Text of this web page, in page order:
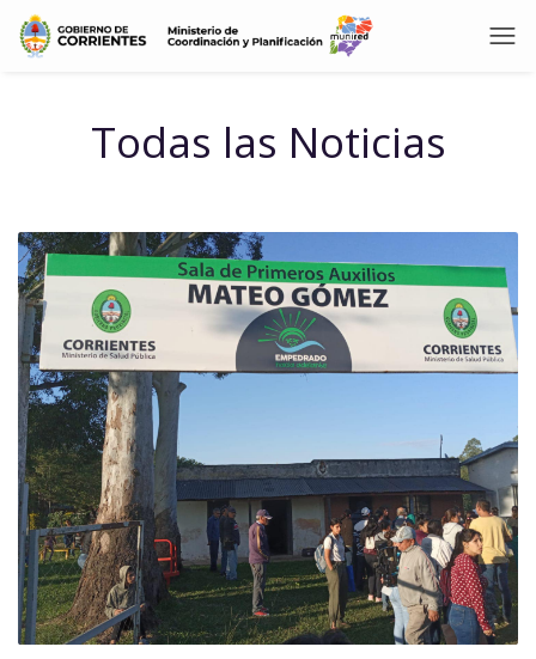
Todas las Noticias